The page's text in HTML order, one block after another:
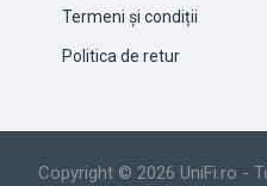
Termeni și condiții
Politica de retur
Copyright © 2026 UniFi.ro -